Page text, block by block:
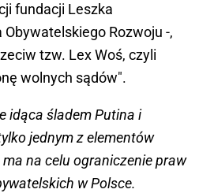
fundacji Leszka
Rozwoju -,
tzw. Lex Woś, czyli
wolnych sądów".
idąca śladem Putina i
jednym z elementów
na celu ograniczenie praw
w Polsce.